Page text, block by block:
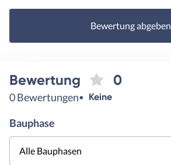
Bewertung abgeben
Bewertung 0
0 Bewertungen Keine
Bauphase
Alle Bauphasen